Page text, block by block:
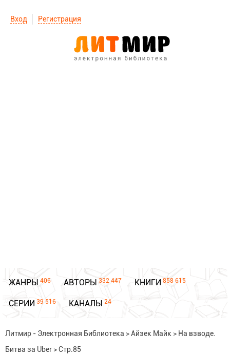
Вход Регистрация
ЖАНРЫ 406 АВТОРЫ 332 447 КНИГИ 858 615
СЕРИИ 39 516 КАНАЛЫ 24
Литмир - Электронная Библиотека >Айзек Майк > На взводе.
Битва за Uber >Стр.85